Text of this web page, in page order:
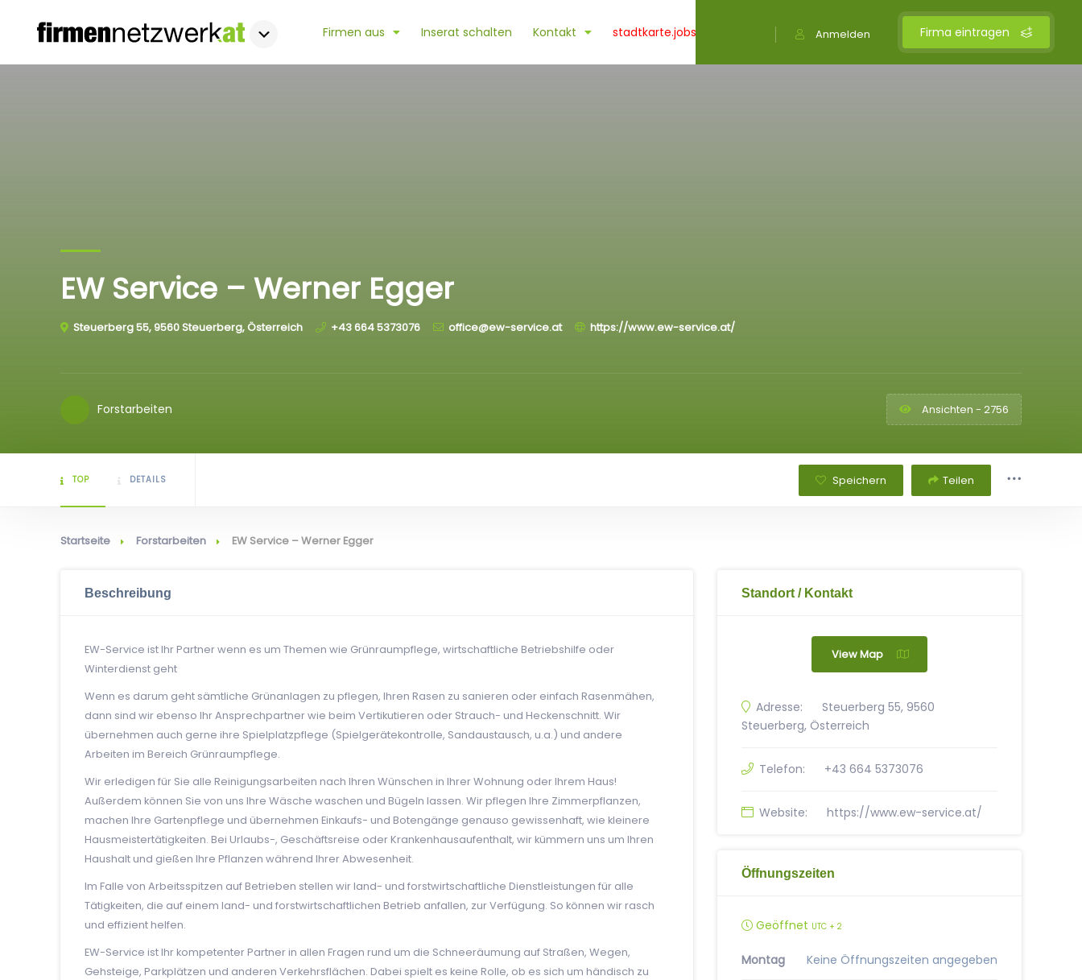
Firma eintragen
Anmelden
Firmen aus Inserat schalten Kontakt stadtkarte.jobs
EW Service – Werner Egger
Steuerberg 55, 9560 Steuerberg, Österreich +43 664 5373076 office@ew-service.at https://www.ew-service.at/
Forstarbeiten Ansichten - 2756
TOP DETAILS Speichern Teilen
Startseite Forstarbeiten EW Service – Werner Egger
Beschreibung
EW-Service ist Ihr Partner wenn es um Themen wie Grünraumpflege, wirtschaftliche Betriebshilfe oder
Winterdienst geht
Wenn es darum geht sämtliche Grünanlagen zu pflegen, Ihren Rasen zu sanieren oder einfach Rasenmähen,
dann sind wir ebenso Ihr Ansprechpartner wie beim Vertikutieren oder Strauch- und Heckenschnitt. Wir
übernehmen auch gerne ihre Spielplatzpflege (Spielgerätekontrolle, Sandaustausch, u.a.) und andere
Arbeiten im Bereich Grünraumpflege.
Wir erledigen für Sie alle Reinigungsarbeiten nach Ihren Wünschen in Ihrer Wohnung oder Ihrem Haus!
Außerdem können Sie von uns Ihre Wäsche waschen und Bügeln lassen. Wir pflegen Ihre Zimmerpflanzen,
machen Ihre Gartenpflege und übernehmen Einkaufs- und Botengänge genauso gewissenhaft, wie kleinere
Hausmeistertätigkeiten. Bei Urlaubs-, Geschäftsreise oder Krankenhausaufenthalt, wir kümmern uns um Ihren
Haushalt und gießen Ihre Pflanzen während Ihrer Abwesenheit.
Im Falle von Arbeitsspitzen auf Betrieben stellen wir land- und forstwirtschaftliche Dienstleistungen für alle
Tätigkeiten, die auf einem land- und forstwirtschaftlichen Betrieb anfallen, zur Verfügung. So können wir rasch
und effizient helfen.
EW-Service ist Ihr kompetenter Partner in allen Fragen rund um die Schneeräumung auf Straßen, Wegen,
Gehsteige, Parkplätzen und anderen Verkehrsflächen. Dabei spielt es keine Rolle, ob es sich um händisch zu
Standort / Kontakt
View Map
Adresse:
Steuerberg 55, 9560
Steuerberg, Österreich
Telefon: +43 664 5373076
Website: https://www.ew-service.at/
Öffnungszeiten
Geöffnet UTC + 2
Montag Keine Öffnungszeiten angegeben